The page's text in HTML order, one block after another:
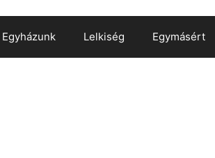
Egyházunk Lelkiség Egymásért